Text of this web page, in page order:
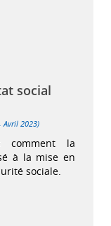
social
Avril 2023)
comment la
à la mise en
sociale.